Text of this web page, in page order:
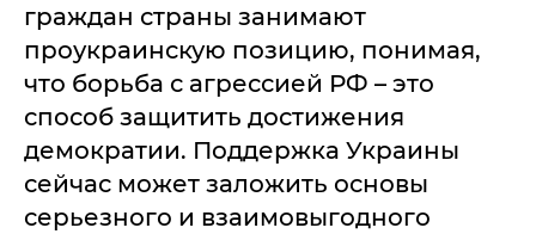
граждан страны занимают
проукраинскую позицию, понимая,
что борьба с агрессией РФ – это
способ защитить достижения
демократии. Поддержка Украины
сейчас может заложить основы
серьезного и взаимовыгодного